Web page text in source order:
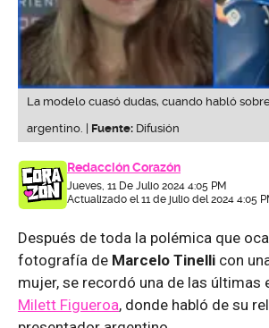
La modelo cuasó dudas, cuando habló
argentino. | Fuente: Difusión
Redacción Corazón
Jueves, 11 De Julio 2024 4:05 PM
Actualizado el 11 de julio del 2024 4:05
Después de toda la polémica que
fotografía de Marcelo Tinelli con
mujer, se recordó una de las últimas
Milett Figueroa, donde habló de su